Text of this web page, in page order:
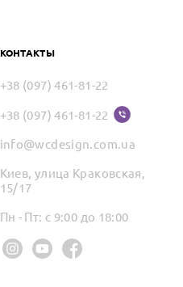
КОНТАКТЫ
+38 (097) 461-81-22
+38 (097) 461-81-22
info@wcdesign.com.ua
Киев, улица Краковская,
15/17
Пн - Пт: с 9:00 до 18:00